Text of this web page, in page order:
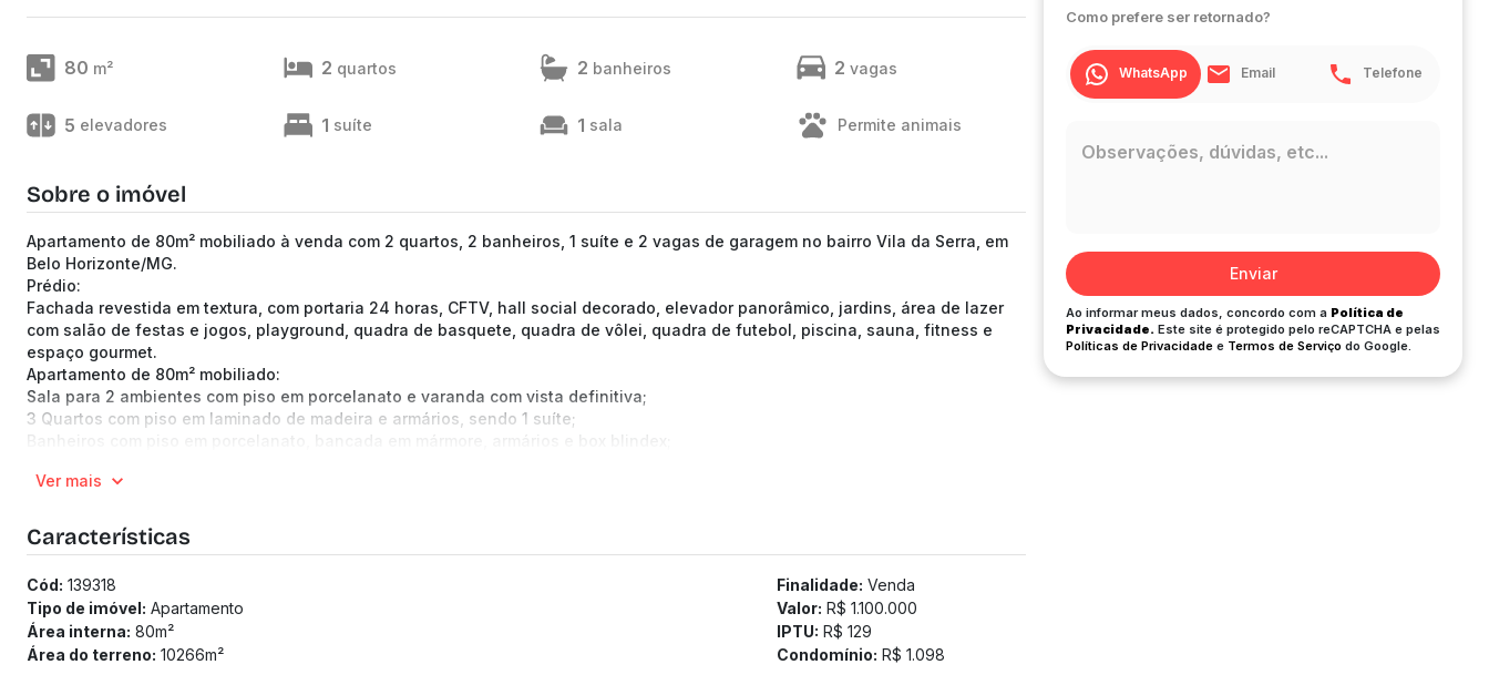
80 m² 2 quartos 2 banheiros 2 vagas
5 elevadores 1 suíte 1 sala Permite animais
Sobre o imóvel
Apartamento de 80m² mobiliado à venda com 2 quartos, 2 banheiros, 1 suíte e 2 vagas de garagem no bairro Vila da Serra, em
Belo Horizonte/MG.
Prédio:
Fachada revestida em textura, com portaria 24 horas, CFTV, hall social decorado, elevador panorâmico, jardins, área de lazer
com salão de festas e jogos, playground, quadra de basquete, quadra de vôlei, quadra de futebol, piscina, sauna, fitness e
espaço gourmet.
Apartamento de 80m² mobiliado:
Sala para 2 ambientes com piso em porcelanato e varanda com vista definitiva;
3 Quartos com piso em laminado de madeira e armários, sendo 1 suíte;
Banheiros com piso em porcelanato, bancada em mármore, armários e box blindex;
2 Vagas de garagem em linha, cobertas e demarcadas, com box de despejo.
Ver mais
Características
Cód: 139318
Tipo de imóvel: Apartamento
Área interna: 80m²
Área do terreno: 10266m²
Finalidade: Venda
Valor: R$ 1.100.000
IPTU: R$ 129
Condomínio: R$ 1.098
Como prefere ser retornado?
WhatsApp Email Telefone
Enviar
Ao informar meus dados, concordo com a Política de
Privacidade. Este site é protegido pelo reCAPTCHA e pelas
Políticas de Privacidade e Termos de Serviço do Google.